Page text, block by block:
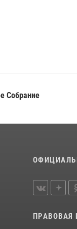
Собрание
ПРАВОВАЯ